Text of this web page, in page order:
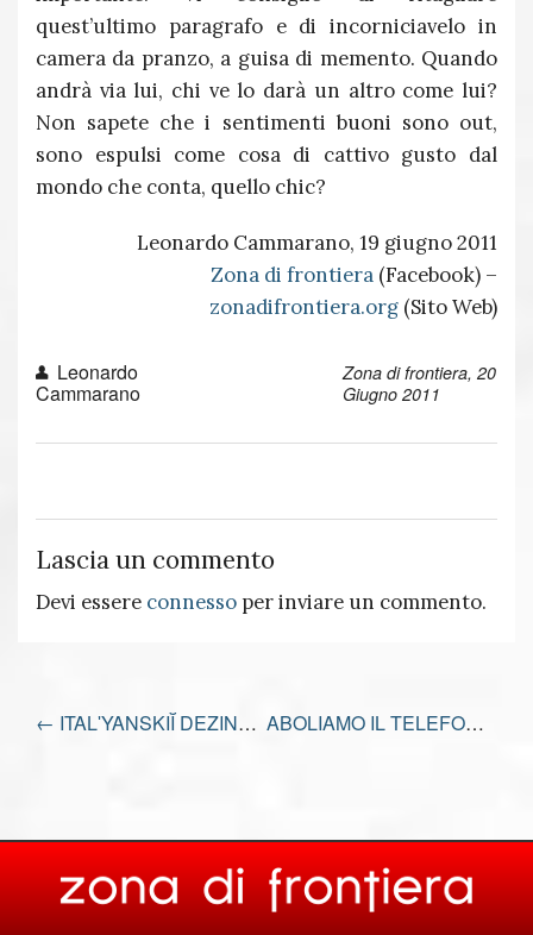
quest’ultimo paragrafo e di incorniciavelo in
camera da pranzo, a guisa di memento. Quando
andrà via lui, chi ve lo darà un altro come lui?
Non sapete che i sentimenti buoni sono out,
sono espulsi come cosa di cattivo gusto dal
mondo che conta, quello chic?
Leonardo Cammarano, 19 giugno 2011
Zona di frontiera (Facebook) –
zonadifrontiera.org (Sito Web)
Leonardo
Cammarano
Zona di frontiera, 20
Giugno 2011
Lascia un commento
Devi essere connesso per inviare un commento.
← ITALʹYANSKIĬ DEZINFORMATSII – DISINFORMAZIONE ITALIANA ABOLIAMO IL TELEFONO